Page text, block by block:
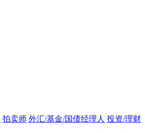
拍卖师 外汇/基金/国债经理人 投资/理财